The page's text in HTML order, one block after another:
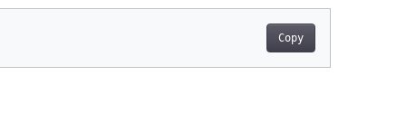
Copy